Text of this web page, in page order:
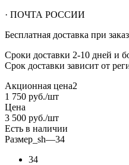
· ПОЧТА РОССИИ
Бесплатная доставка при
Сроки доставки 2-10 дней и
Срок доставки зависит от
Акционная цена2
1 750 руб./шт
Цена
3 500 руб./шт
Есть в наличии
Размер_sh—34
34